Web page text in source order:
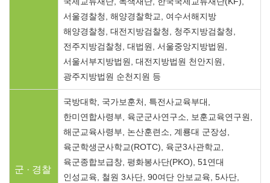
서울경찰청, 해양경찰학교, 여수서해지방
해양경찰청, 대전지방검찰청, 청주지방검찰청,
전주지방검찰청, 대법원, 서울중앙지방법원,
서울서부지방법원, 대전지방법원 천안지원,
광주지방법원 순천지원 등
군 · 경찰
국방대학, 국가보훈처, 특전사교육부대,
한미연합사령부, 육군군사연구소, 보훈교육연구원,
해군교육사령부, 논산훈련소, 계룡대 군장성,
육군학생군사학교(ROTC), 육군3사관학교,
육군종합보급창, 평화봉사단(PKO), 51연대
인성교육, 철원 3사단, 90여단 안보교육, 5사단,